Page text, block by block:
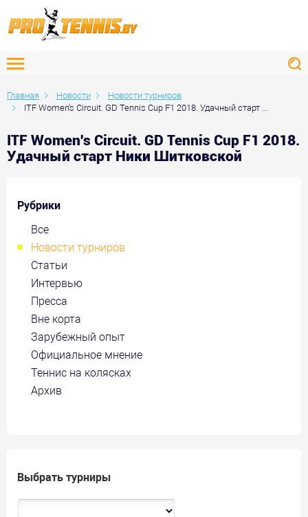
Главная Новости
Новости турниров
ITF Women's Circuit. GD Tennis Cup F1 2018. Удачный старт ...
ITF Women's Circuit. GD Tennis Cup F1 2018.
Удачный старт Ники Шитковской
Рубрики
Все
Новости турниров
Статьи
Интервью
Пресса
Вне корта
Зарубежный опыт
Официальное мнение
Теннис на колясках
Архив
Выбрать турниры